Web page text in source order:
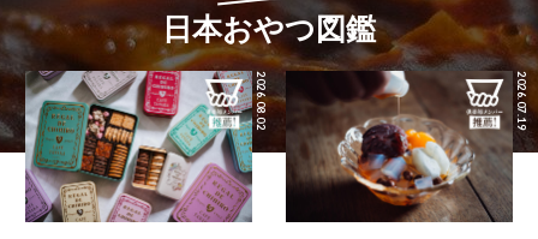
日本おやつ図鑑
2026.08.02 2026.07.19